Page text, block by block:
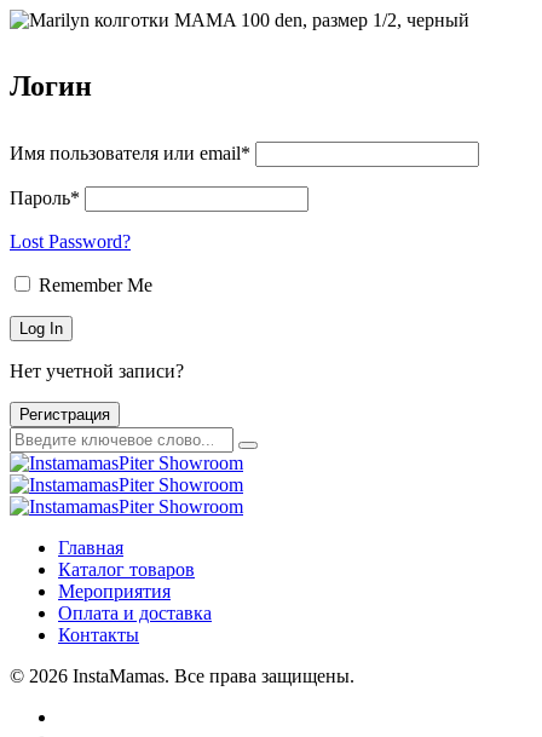
Логин
Имя пользователя или email*
Пароль*
Lost Password?
Remember Me
Нет учетной записи?
Регистрация
Главная
Каталог товаров
Мероприятия
Оплата и доставка
Контакты
© 2026 InstaMamas. Все права защищены.